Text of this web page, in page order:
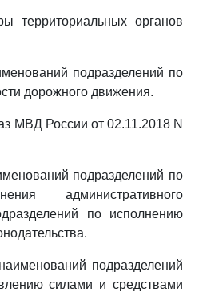
территориальных органов
подразделений по
дорожного движения.
МВД России от 02.11.2018 N
подразделений по
административного
по исполнению
подразделений
силами и средствами